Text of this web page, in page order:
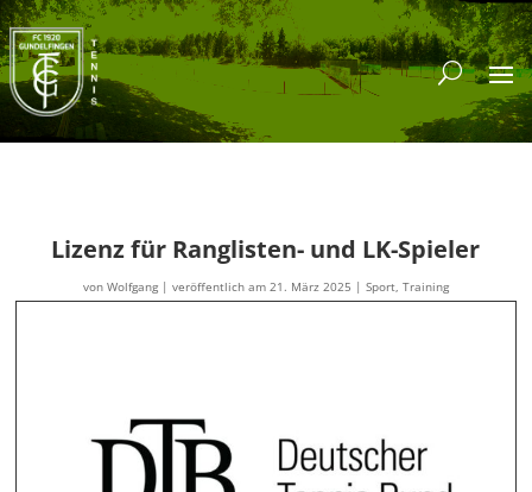
Lizenz für Ranglisten- und LK-Spieler
von Wolfgang| veröffentlich am 21. März 2025 | Sport, Training